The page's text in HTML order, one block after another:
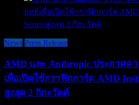
News Press Release
AMD และ Anthropic ประกาศค
เพื่อเปิดใช้กราฟิกการ์ด AMD
สูงสุด 2 กิกะวัตต์